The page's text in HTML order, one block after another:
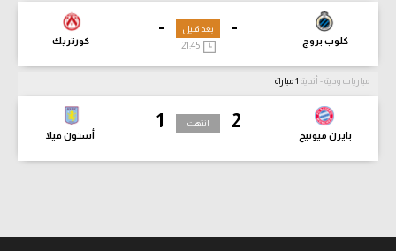
-
كلوب بروج
-
كورتريك
بعد قليل
21:45
مباريات ودية - أندية
2
بايرن ميونيخ
1
أستون فيلا
انتهت